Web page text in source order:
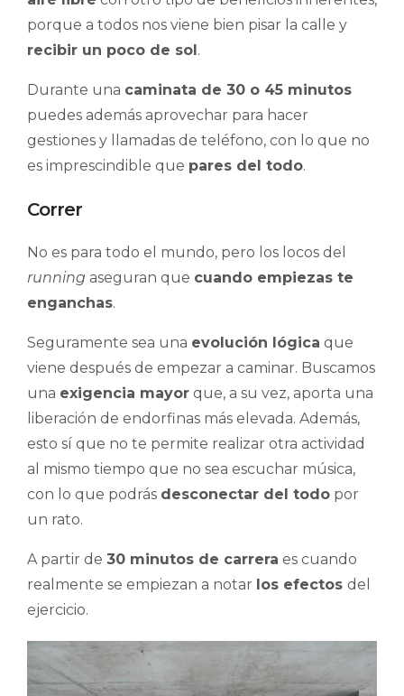
porque a todos nos viene bien pisar la calle y
recibir un poco de sol .
Durante una caminata de 30 o 45 minutos
puedes además aprovechar para hacer
gestiones y llamadas de teléfono, con lo que no
es imprescindible que pares del todo.
Correr
No es para todo el mundo, pero los locos del
running aseguran que cuando empiezas te
enganchas.
Seguramente sea una evolución lógica que
viene después de empezar a caminar. Buscamos
una exigencia mayor que, a su vez, aporta una
liberación de endorfinas más elevada. Además,
esto sí que no te permite realizar otra actividad
al mismo tiempo que no sea escuchar música,
con lo que podrás desconectar del todo por
un rato.
A partir de 30 minutos de carrera es cuando
realmente se empiezan a notar los efectos del
ejercicio.